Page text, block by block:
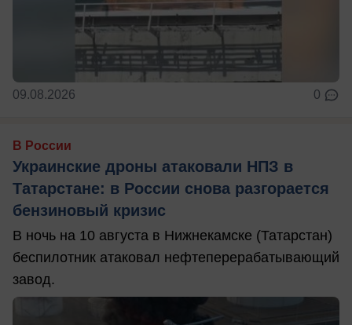
09.08.2026 0
В России
Украинские дроны атаковали НПЗ в
Татарстане: в России снова разгорается
бензиновый кризис
В ночь на 10 августа в Нижнекамске (Татарстан)
беспилотник атаковал нефтеперерабатывающий
завод.